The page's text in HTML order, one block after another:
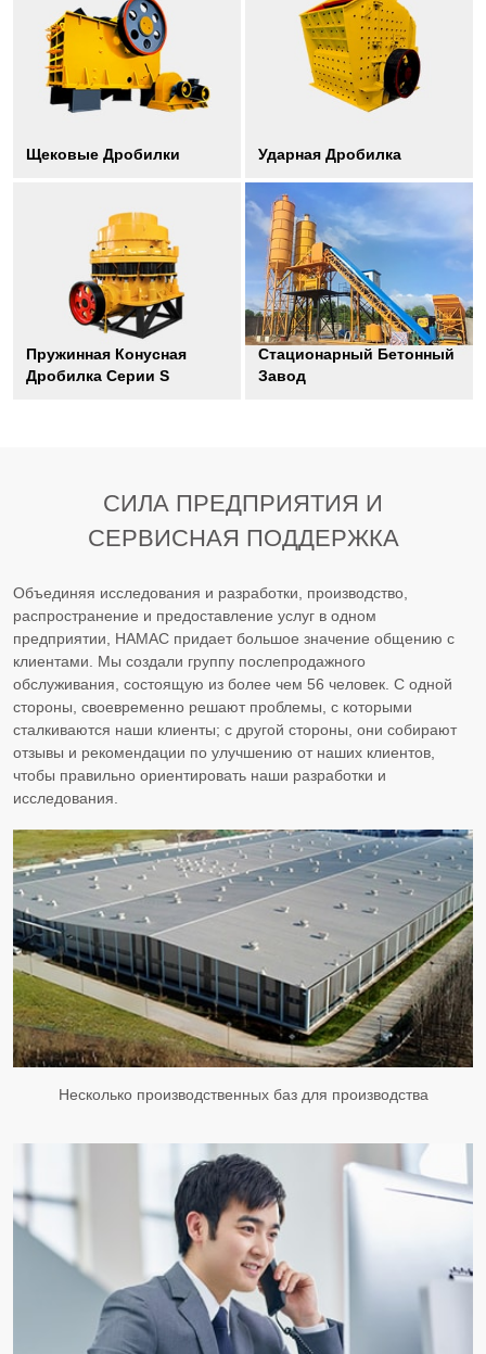
Щековые Дробилки Ударная Дробилка
Пружинная Конусная
Дробилка Серии S
Стационарный Бетонный
Завод
СИЛА ПРЕДПРИЯТИЯ И
СЕРВИСНАЯ ПОДДЕРЖКА
Объединяя исследования и разработки, производство,
распространение и предоставление услуг в одном
предприятии, HAMAC придает большое значение общению с
клиентами. Мы создали группу послепродажного
обслуживания, состоящую из более чем 56 человек. С одной
стороны, своевременно решают проблемы, с которыми
сталкиваются наши клиенты; с другой стороны, они собирают
отзывы и рекомендации по улучшению от наших клиентов,
чтобы правильно ориентировать наши разработки и
исследования.
Несколько производственных баз для производства